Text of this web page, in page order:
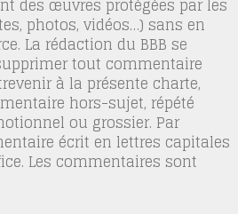
des œuvres protégées par les
photos, vidéos…) sans en
La rédaction du BBB se
tout commentaire
à la présente charte,
hors-sujet, répété
ou grossier. Par
écrit en lettres capitales
Les commentaires sont